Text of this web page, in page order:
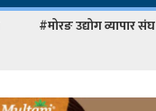
#मोरङ उद्योग व्यापार संघ